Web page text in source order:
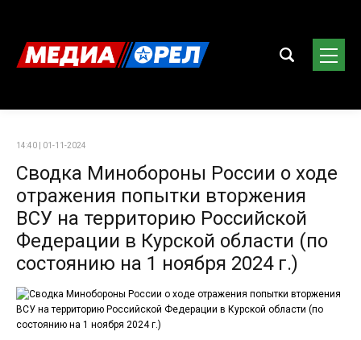
14:40 | 01-11-2024
Сводка Минобороны России о ходе
отражения попытки вторжения
ВСУ на территорию Российской
Федерации в Курской области (по
состоянию на 1 ноября 2024 г.)